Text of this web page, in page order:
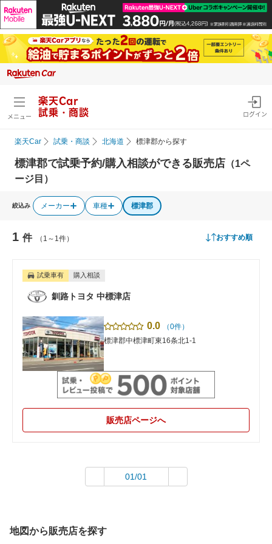
メニュー
楽天Car
試乗・商談
ログイン
楽天Car 試乗・商談 北海道 標津郡から探す
標津郡で試乗予約/購入相談ができる販売店 （1ペ
ージ目）
絞込み メーカー 車種 標津郡
1 件 （1～1件） おすすめ順
試乗車有 購入相談
釧路トヨタ 中標津店
0.0
（0件）
標津郡中標津町東16条北1-1
販売店ページへ
01/01
地図から販売店を探す